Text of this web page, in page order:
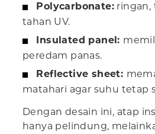
Polycarbonate: ringan,
tahan UV.
Insulated panel:
peredam panas.
Reflective sheet:
matahari agar suhu tetap
Dengan desain ini, atap
hanya pelindung,